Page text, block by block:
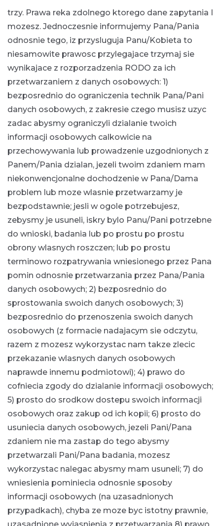
trzy. Prawa reka zdolnego ktorego dane zapytania I
mozesz. Jednoczesnie informujemy Pana/Pania
odnosnie tego, iz przysluguja Panu/Kobieta to
niesamowite prawosc przylegajace trzymaj sie
wynikajace z rozporzadzenia RODO za ich
przetwarzaniem z danych osobowych: 1)
bezposrednio do ograniczenia technik Pana/Pani
danych osobowych, z zakresie czego musisz uzyc
zadac abysmy ograniczyli dzialanie twoich
informacji osobowych calkowicie na
przechowywania lub prowadzenie uzgodnionych z
Panem/Pania dzialan, jezeli twoim zdaniem mam
niekonwencjonalne dochodzenie w Pana/Dama
problem lub moze wlasnie przetwarzamy je
bezpodstawnie; jesli w ogole potrzebujesz,
zebysmy je usuneli, iskry bylo Panu/Pani potrzebne
do wnioski, badania lub po prostu po prostu
obrony wlasnych roszczen; lub po prostu
terminowo rozpatrywania wniesionego przez Pana
pomin odnosnie przetwarzania przez Pana/Pania
danych osobowych; 2) bezposrednio do
sprostowania swoich danych osobowych; 3)
bezposrednio do przenoszenia swoich danych
osobowych (z formacie nadajacym sie odczytu,
razem z mozesz wykorzystac nam takze zlecic
przekazanie wlasnych danych osobowych
naprawde innemu podmiotowi); 4) prawo do
cofniecia zgody do dzialanie informacji osobowych;
5) prosto do srodkow dostepu swoich informacji
osobowych oraz zakup od ich kopii; 6) prosto do
usuniecia danych osobowych, jezeli Pani/Pana
zdaniem nie ma zastap do tego abysmy
przetwarzali Pani/Pana badania, mozesz
wykorzystac nalegac abysmy mam usuneli; 7) do
wniesienia pominiecia odnosnie sposoby
informacji osobowych (na uzasadnionych
przypadkach), chyba ze moze byc istotny prawnie,